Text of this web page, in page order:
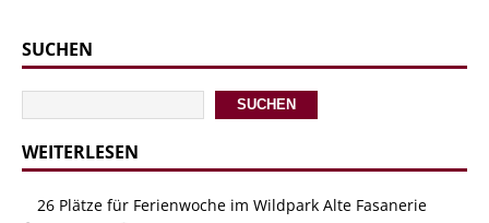
SUCHEN
SUCHEN
WEITERLESEN
26 Plätze für Ferienwoche im Wildpark Alte Fasanerie